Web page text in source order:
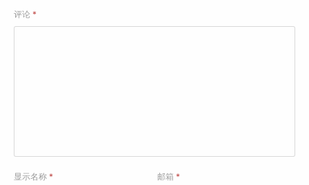
评论 *
显示名称 * 邮箱*